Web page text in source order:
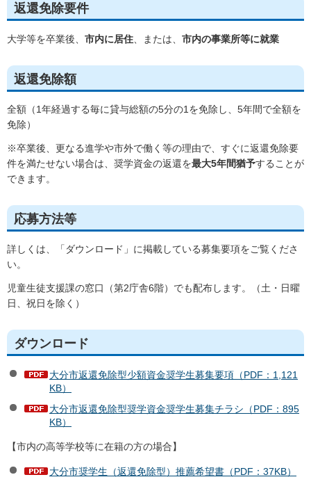
返還免除要件
大学等を卒業後、 市内に居住 、または、 市内の事業所等に就業
返還免除額
全額（1年経過する毎に貸与総額の5分の1を免除し、5年間で全額を
免除）
※卒業後、更なる進学や市外で働く等の理由で、すぐに返還免除要
件を満たせない場合は、奨学資金の返還を最大5年間猶予することが
できます。
応募方法等
詳しくは、「ダウンロード」に掲載している募集要項をご覧くださ
い。
児童生徒支援課の窓口（第2庁舎6階）でも配布します。（土・日曜
日、祝日を除く）
ダウンロード
大分市返還免除型少額資金奨学生募集要項（PDF：1,121
KB）
大分市返還免除型奨学資金奨学生募集チラシ（PDF：895
KB）
【市内の高等学校等に在籍の方の場合】
大分市奨学生（返還免除型）推薦希望書（PDF：37KB）